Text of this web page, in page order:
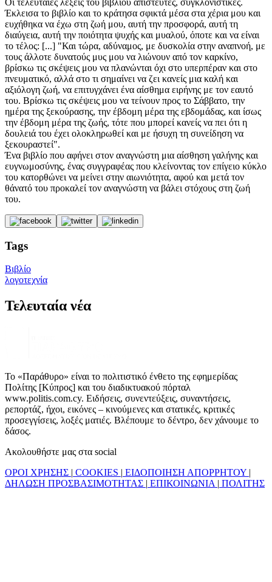
Οι τελευταίες λέξεις του βιβλίου απίστευτες, συγκλονιστικές.
Έκλεισα το βιβλίο και το κράτησα σφικτά μέσα στα χέρια μου και
ευχήθηκα να έχω στη ζωή μου, αυτή την προσφορά, αυτή τη
διαύγεια, αυτή την ποιότητα ψυχής και μυαλού, όποτε και να είναι
το τέλος: [...] "Και τώρα, αδύναμος, με δυσκολία στην αναπνοή, με
τους άλλοτε δυνατούς μυς μου να λιώνουν από τον καρκίνο,
βρίσκω τις σκέψεις μου να πλανώνται όχι στο υπερπέραν και στο
πνευματικό, αλλά στο τι σημαίνει να ζει κανείς μια καλή και
αξιόλογη ζωή, να επιτυγχάνει ένα αίσθημα ειρήνης με τον εαυτό
του. Βρίσκω τις σκέψεις μου να τείνουν προς το Σάββατο, την
ημέρα της ξεκούρασης, την έβδομη μέρα της εβδομάδας, και ίσως
την έβδομη μέρα της ζωής, τότε που μπορεί κανείς να πει ότι η
δουλειά του έχει ολοκληρωθεί και με ήσυχη τη συνείδηση να
ξεκουραστεί".
Ένα βιβλίο που αφήνει στον αναγνώστη μια αίσθηση γαλήνης και
ευγνωμοσύνης, ένας συγγραφέας που κλείνοντας τον επίγειο κύκλο
του κατορθώνει να μείνει στην αιωνιότητα, αφού και μετά τον
θάνατό του προκαλεί τον αναγνώστη να βάλει στόχους στη ζωή
του.
Tags
Βιβλίο
λογοτεχνία
Τελευταία νέα
Το «Παράθυρο» είναι το πολιτιστικό ένθετο της εφημερίδας
Πολίτης [Κύπρος] και του διαδικτυακού πόρταλ
www.politis.com.cy. Ειδήσεις, συνεντεύξεις, συναντήσεις,
ρεπορτάζ, ήχοι, εικόνες – κινούμενες και στατικές, κριτικές
προσεγγίσεις, λοξές ματιές. Βλέπουμε το δέντρο, δεν χάνουμε το
δάσος.
Ακολουθήστε μας στα social
ΟΡΟΙ ΧΡΗΣΗΣ | COOKIES | ΕΙΔΟΠΟΙΗΣΗ ΑΠΟΡΡΗΤΟΥ |
ΔΗΛΩΣΗ ΠΡΟΣΒΑΣΙΜΟΤΗΤΑΣ | ΕΠΙΚΟΙΝΩΝΙΑ | ΠΟΛΙΤΗΣ